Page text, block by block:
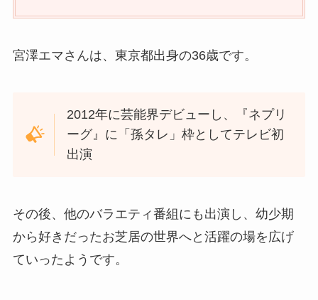
宮澤エマさんは、東京都出身の36歳です。
2012年に芸能界デビューし、『ネプリ
ーグ』に「孫タレ」枠としてテレビ初
出演
その後、他のバラエティ番組にも出演し、幼少期
から好きだったお芝居の世界へと活躍の場を広げ
ていったようです。